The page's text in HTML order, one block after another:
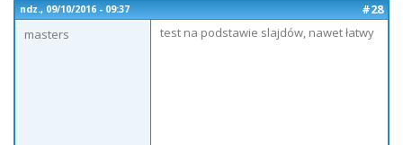
ndz., 09/10/2016 - 09:37
#28
masters
test na podstawie slajdów, nawet łatwy